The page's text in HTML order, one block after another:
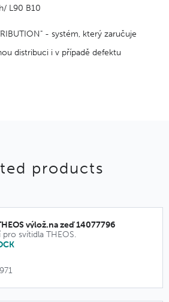
L90 B10
- systém, který zaručuje
distribuci i v případě defektu
products
výlož.na zeď 14077796
pro svítidla THEOS.